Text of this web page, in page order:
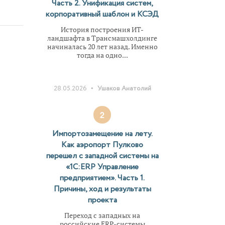
Часть 2. Унификация систем,
корпоративный шаблон и КСЭД
История построения ИТ-
ландшафта в Трансмашхолдинге
начиналась 20 лет назад. Именно
тогда на одно...
28.05.2026 • Ушаков Анатолий
2
Импортозамещение на лету.
Как аэропорт Пулково
перешел с западной системы на
«1С:ERP Управление
предприятием». Часть 1.
Причины, ход и результаты
проекта
Переход с западных на